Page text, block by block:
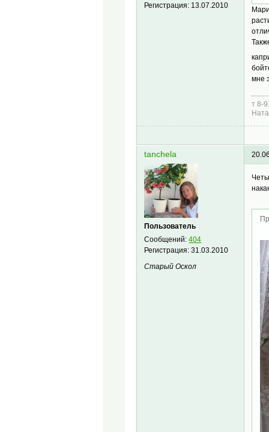
Регистрация: 13.07.2010
мне
т 8-
tanchela
Пользователь
Сообщений:404
Регистрация:31.03.2010
Старый Оскол